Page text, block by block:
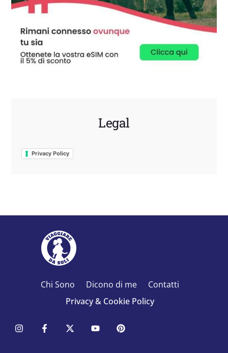
Legal
Privacy Policy
Chi Sono Dicono di me
Contatti
Privacy & Cookie Policy